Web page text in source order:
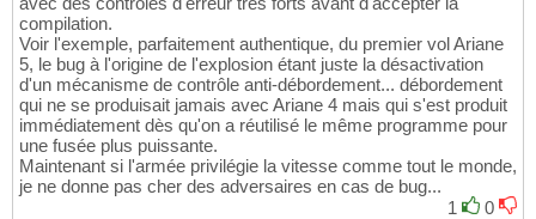
compilation.
Voir l'exemple, parfaitement authentique, du premier vol Ariane
5, le bug à l'origine de l'explosion étant juste la désactivation
d'un mécanisme de contrôle anti-débordement... débordement
qui ne se produisait jamais avec Ariane 4 mais qui s'est produit
immédiatement dès qu'on a réutilisé le même programme pour
une fusée plus puissante.
Maintenant si l'armée privilégie la vitesse comme tout le monde,
je ne donne pas cher des adversaires en cas de bug...
1
0